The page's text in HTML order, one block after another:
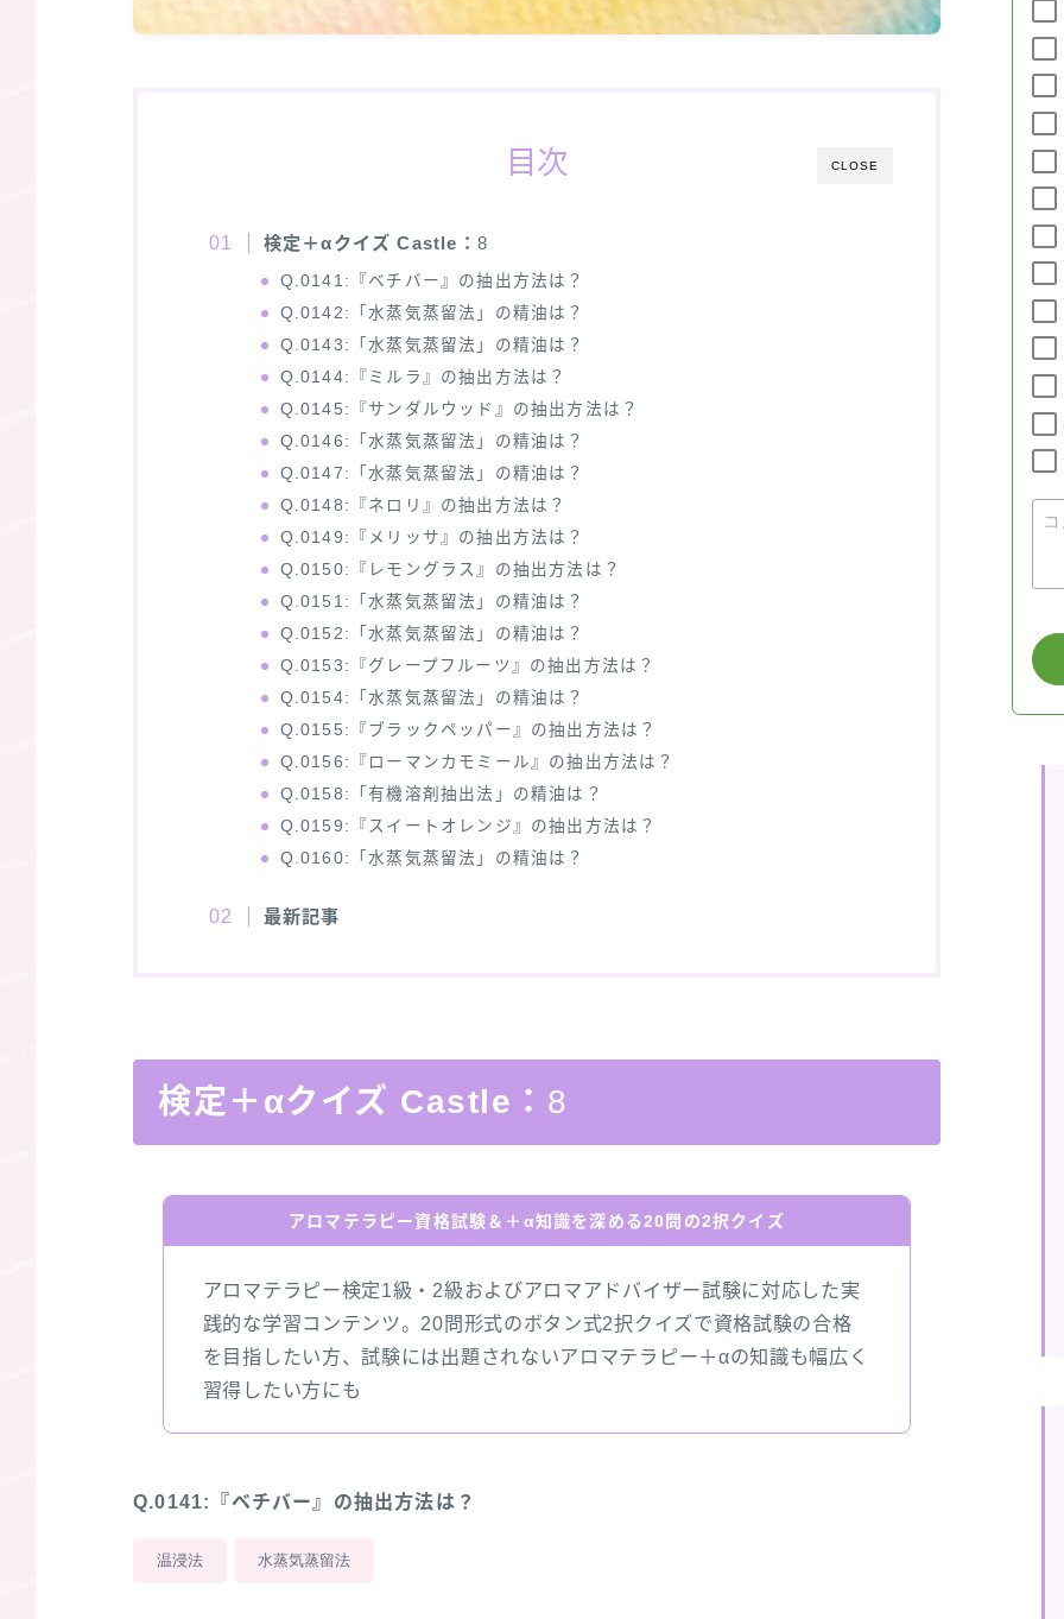
CLOSE
目次
検定＋αクイズ Castle： 8
Q.0141:『ベチバー』の抽出方法は？
Q.0142:「水蒸気蒸留法」の精油は？
Q.0143:「水蒸気蒸留法」の精油は？
Q.0144:『ミルラ』の抽出方法は？
Q.0145:『サンダルウッド』の抽出方法は？
Q.0146:「水蒸気蒸留法」の精油は？
Q.0147:「水蒸気蒸留法」の精油は？
Q.0148:『ネロリ』の抽出方法は？
Q.0149:『メリッサ』の抽出方法は？
Q.0150:『レモングラス』の抽出方法は？
Q.0151:「水蒸気蒸留法」の精油は？
Q.0152:「水蒸気蒸留法」の精油は？
Q.0153:『グレープフルーツ』の抽出方法は？
Q.0154:「水蒸気蒸留法」の精油は？
Q.0155:『ブラックペッパー』の抽出方法は？
Q.0156:『ローマンカモミール』の抽出方法は？
Q.0158:「有機溶剤抽出法」の精油は？
Q.0159:『スイートオレンジ』の抽出方法は？
Q.0160:「水蒸気蒸留法」の精油は？
最新記事
検定＋αクイズ Castle： 8
アロマテラピー資格試験＆＋α知識を深める20問の2択クイズ
アロマテラピー検定1級・2級およびアロマアドバイザー試験に対応した実
践的な学習コンテンツ。20問形式のボタン式2択クイズで資格試験の合格
を目指したい方、試験には出題されないアロマテラピー＋αの知識も幅広く
習得したい方にも
Q.0141:『ベチバー』の抽出方法は？
温浸法 水蒸気蒸留法